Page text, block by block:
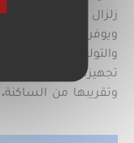
ويوفر خدمات
والتوليد، والعلاجات
تجهيزات حديثة تهدف
وتقريبها من الساكنة.